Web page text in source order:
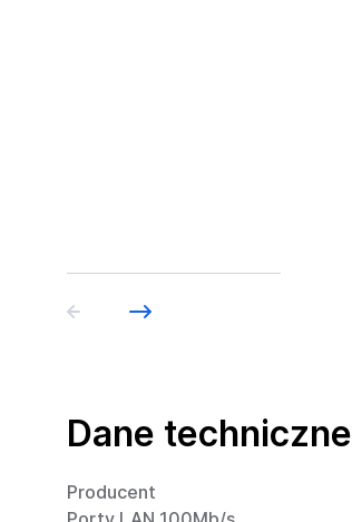
Dane techniczne
Producent